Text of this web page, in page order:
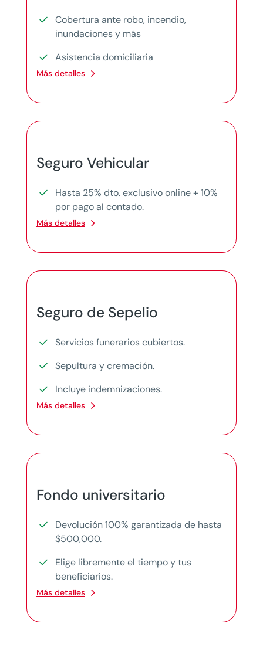
Cobertura ante robo, incendio,
inundaciones y más
Asistencia domiciliaria
Más detalles
Seguro Vehicular
Hasta 25% dto. exclusivo online + 10%
por pago al contado.
Más detalles
Seguro de Sepelio
Servicios funerarios cubiertos.
Sepultura y cremación.
Incluye indemnizaciones.
Más detalles
Fondo universitario
Devolución 100% garantizada de hasta
$500,000.
Elige libremente el tiempo y tus
beneficiarios.
Más detalles